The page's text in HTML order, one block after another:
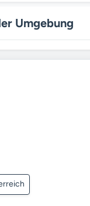
Umgebung